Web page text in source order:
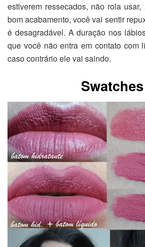
estiverem ressecados, não rola
bom acabamento, você vai sentir
é desagradável. A duração nos
que você não entra em contato com
caso contrário ele vai saindo.
Swatches